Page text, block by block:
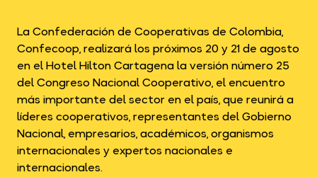
La Confederación de Cooperativas de Colombia,
Confecoop, realizará los próximos 20 y 21 de agosto
en el Hotel Hilton Cartagena la versión número 25
del Congreso Nacional Cooperativo, el encuentro
más importante del sector en el país, que reunirá a
líderes cooperativos, representantes del Gobierno
Nacional, empresarios, académicos, organismos
internacionales y expertos nacionales e
internacionales.